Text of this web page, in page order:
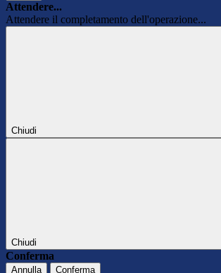
Attendere...
Attendere il completamento dell'operazione...
Chiudi
Chiudi
Conferma
Annulla Conferma